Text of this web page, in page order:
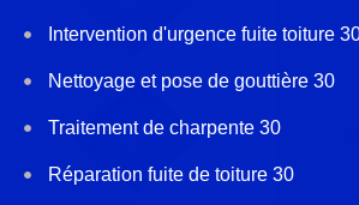
Intervention d'urgence fuite toiture
Nettoyage et pose de gouttière 30
Traitement de charpente 30
Réparation fuite de toiture 30